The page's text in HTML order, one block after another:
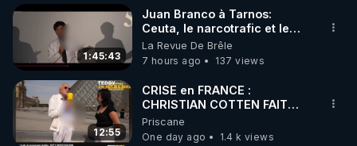
1:45:43
Juan Branco à Tarnos:
Ceuta, le narcotrafic et le
pouvoir en France
La Revue De Brêle
7 hours ago
137 views
12:55
CRISE en FRANCE :
CHRISTIAN COTTEN FAIT
une étrange découverte
Priscane
One day ago
1.4 k views